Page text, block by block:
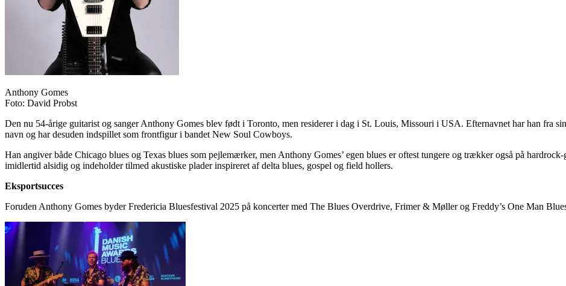
Anthony Gomes
Foto: David Probst
Den nu 54-årige guitarist og sanger Anthony Gomes blev født i Toronto, men residerer i dag i St. Louis, Missouri i USA. Efternavnet har han fra
navn og har desuden indspillet som frontfigur i bandet New Soul Cowboys.
Han angiver både Chicago blues og Texas blues som pejlemærker, men Anthony Gomes’ egen blues er oftest tungere og trækker også på
imidlertid alsidig og indeholder tilmed akustiske plader inspireret af delta blues, gospel og field hollers.
Eksportsucces
Foruden Anthony Gomes byder Fredericia Bluesfestival 2025 på koncerter med The Blues Overdrive, Frimer & Møller og Freddy’s One Man